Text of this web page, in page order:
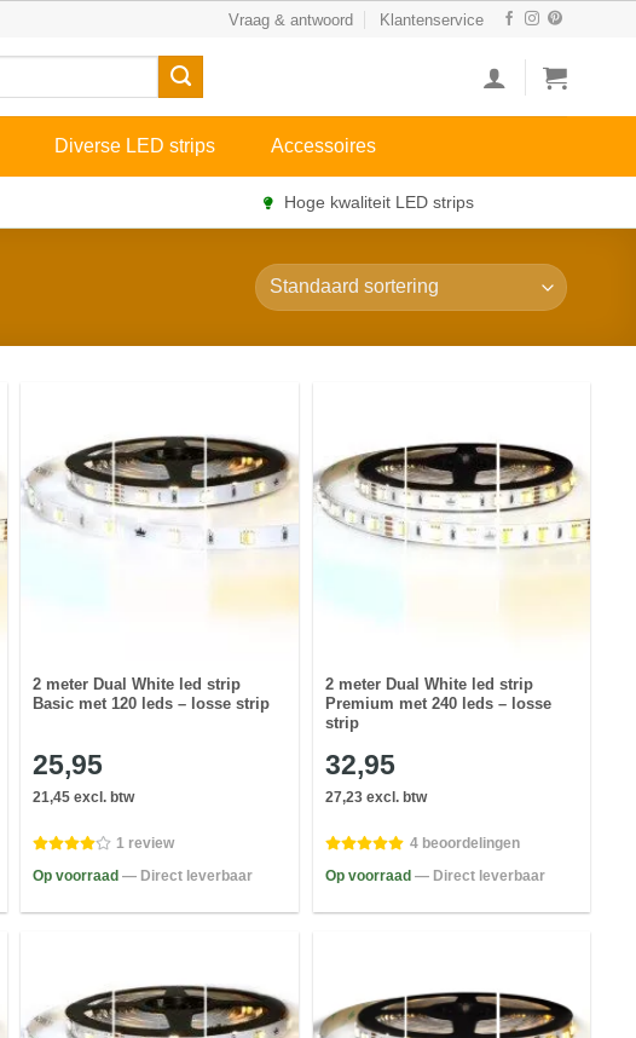
Vraag & antwoord Klantenservice
Diverse LED strips Accessoires
Hoge kwaliteit LED strips
2 meter Dual White led strip
Basic met 120 leds – losse strip
25,95
21,45 excl. btw
1 review
Op voorraad — Direct leverbaar
2 meter Dual White led strip
Premium met 240 leds – losse
strip
32,95
27,23 excl. btw
4 beoordelingen
Op voorraad — Direct leverbaar